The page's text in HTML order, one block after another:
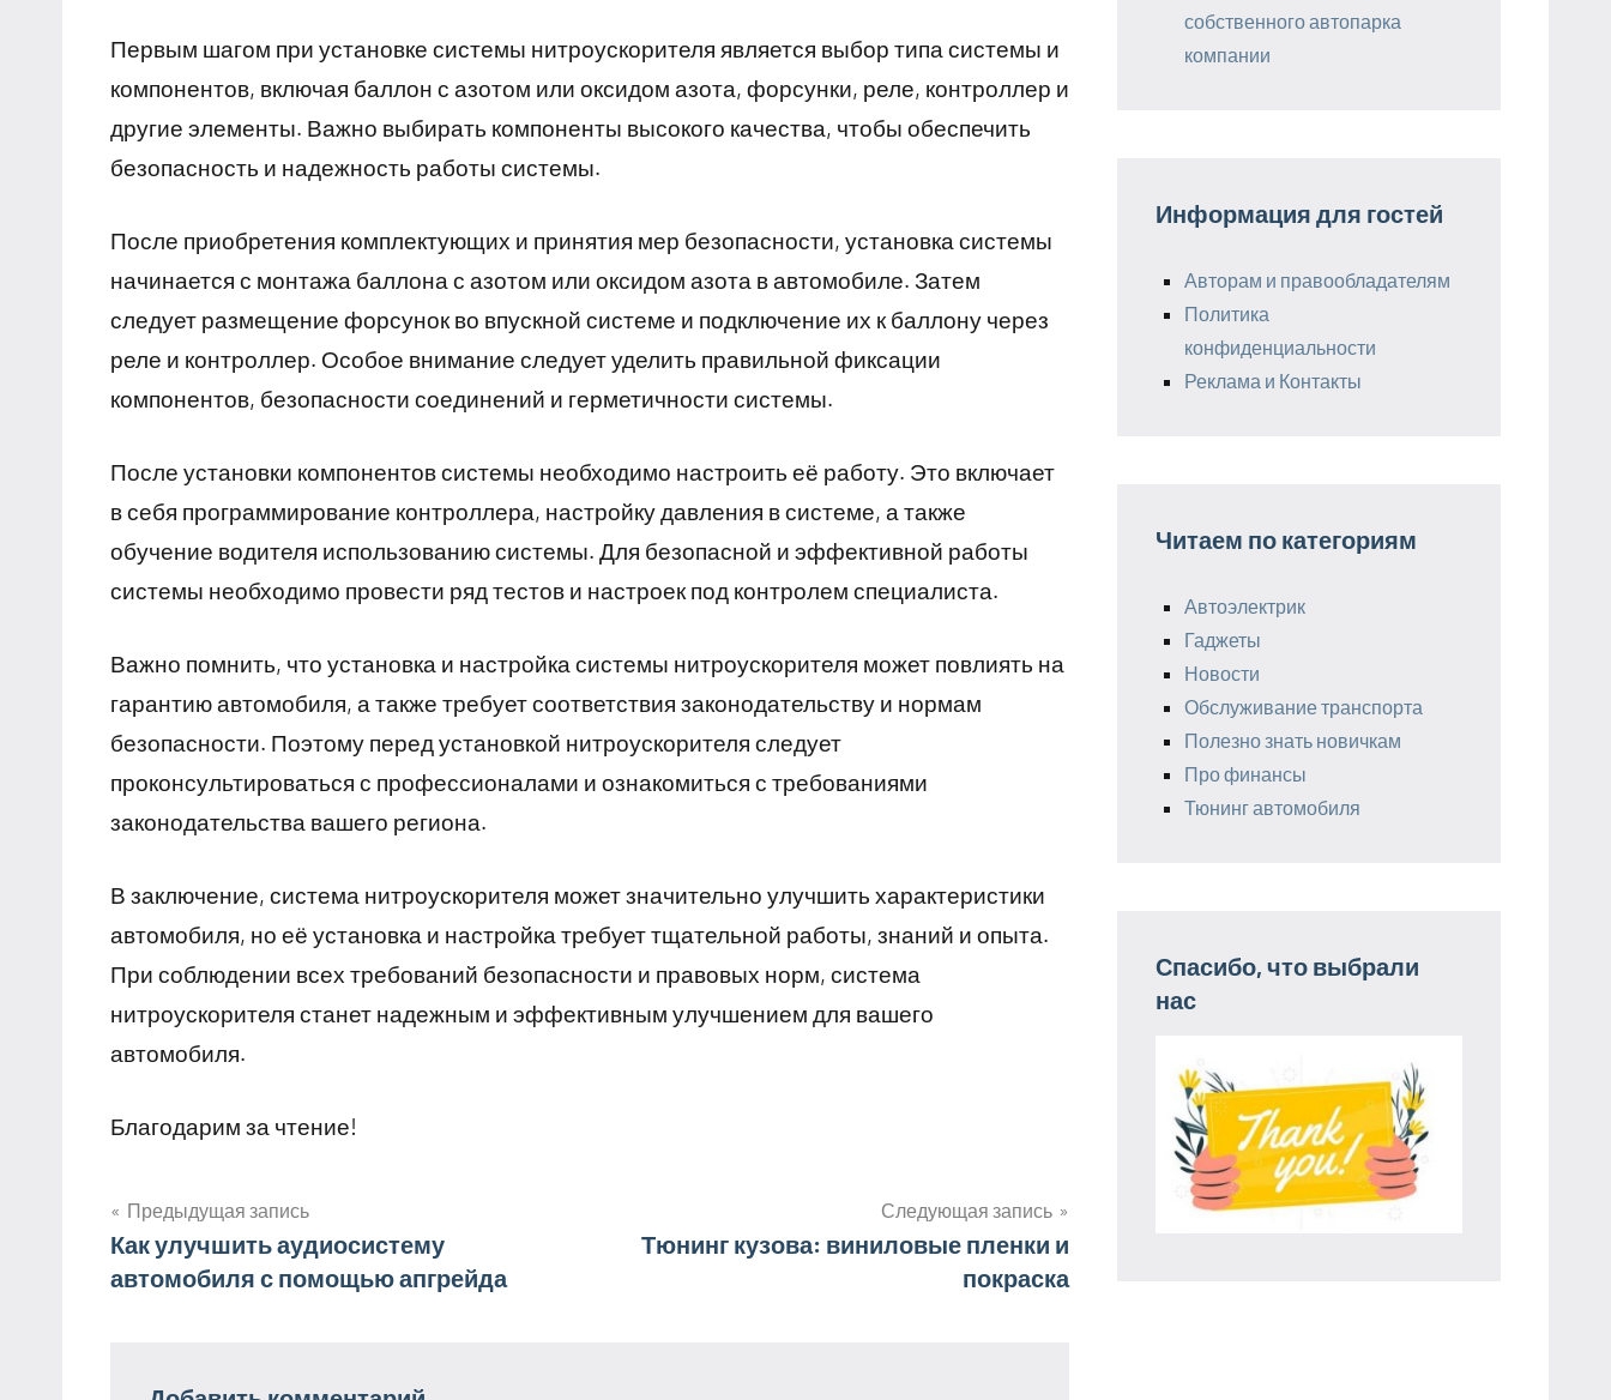
Первым шагом при установке системы нитроускорителя является выбор типа системы и
компонентов, включая баллон с азотом или оксидом азота, форсунки, реле, контроллер и
другие элементы. Важно выбирать компоненты высокого качества, чтобы обеспечить
безопасность и надежность работы системы.
После приобретения комплектующих и принятия мер безопасности, установка системы
начинается с монтажа баллона с азотом или оксидом азота в автомобиле. Затем
следует размещение форсунок во впускной системе и подключение их к баллону через
реле и контроллер. Особое внимание следует уделить правильной фиксации
компонентов, безопасности соединений и герметичности системы.
После установки компонентов системы необходимо настроить её работу. Это включает
в себя программирование контроллера, настройку давления в системе, а также
обучение водителя использованию системы. Для безопасной и эффективной работы
системы необходимо провести ряд тестов и настроек под контролем специалиста.
Важно помнить, что установка и настройка системы нитроускорителя может повлиять на
гарантию автомобиля, а также требует соответствия законодательству и нормам
безопасности. Поэтому перед установкой нитроускорителя следует
проконсультироваться с профессионалами и ознакомиться с требованиями
законодательства вашего региона.
В заключение, система нитроускорителя может значительно улучшить характеристики
автомобиля, но её установка и настройка требует тщательной работы, знаний и опыта.
При соблюдении всех требований безопасности и правовых норм, система
нитроускорителя станет надежным и эффективным улучшением для вашего
автомобиля.
Благодарим за чтение!
Навигация
по
Предыдущая запись
Как улучшить аудиосистему
автомобиля с помощью апгрейда
Следующая запись
Тюнинг кузова: виниловые пленки и
покраска
собственного автопарка
компании
Информация для гостей
Авторам и правообладателям
Политика
конфиденциальности
Реклама и Контакты
Читаем по категориям
Автоэлектрик
Гаджеты
Новости
Обслуживание транспорта
Полезно знать новичкам
Про финансы
Тюнинг автомобиля
Спасибо, что выбрали
нас